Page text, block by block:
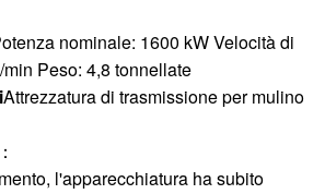
nominale: 1600 kW Velocità di
Peso: 4,8 tonnellate
Attrezzatura di trasmissione per mulino
：
l'apparecchiatura ha subito